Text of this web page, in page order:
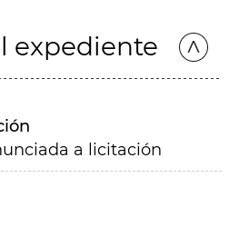
expediente
a licitación